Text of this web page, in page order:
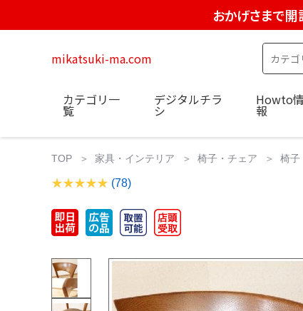
おかげさまで
mikatsuki-ma.com
カテゴリ一
覧
デジタルチラ
シ
Howto情
報
TOP 家具・インテリア 椅子・チェア 椅子
(78)